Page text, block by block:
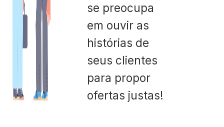
se preocupa
em ouvir as
histórias de
seus clientes
para propor
ofertas justas!